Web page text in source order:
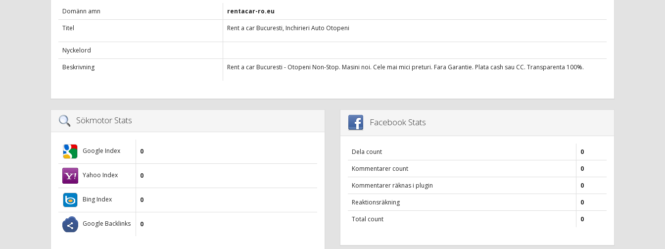
Domänn amn
rentacar-ro.eu
Titel
Rent a car Bucuresti, Inchirieri Auto Otopeni
Nyckelord
Beskrivning
Rent a car Bucuresti - Otopeni Non-Stop. Masini noi. Cele mai mici preturi. Fara Garantie. Plata cash sau CC. Transparenta 100%.
Sökmotor Stats
Google Index 0
Yahoo Index 0
Bing Index 0
Google Backlinks 0
Facebook Stats
Dela count
0
Kommentarer count
0
Kommentarer räknas i plugin
0
Reaktionsräkning
0
Total count
0